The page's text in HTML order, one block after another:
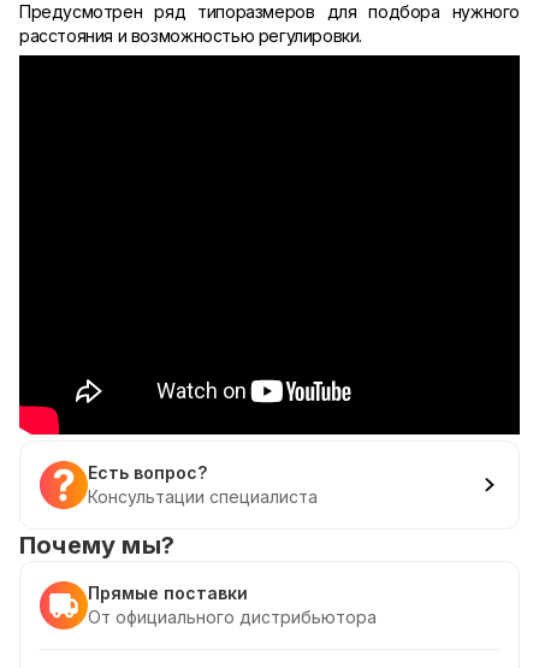
Предусмотрен ряд типоразмеров для подбора нужного
расстояния и возможностью регулировки.
Есть вопрос?
Консультации специалиста
Почему мы?
Прямые поставки
От официального дистрибьютора